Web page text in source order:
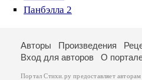
Панбэлла 2
Авторы Произведения
Вход для авторов
О
Портал Стихи.ру предоставляет